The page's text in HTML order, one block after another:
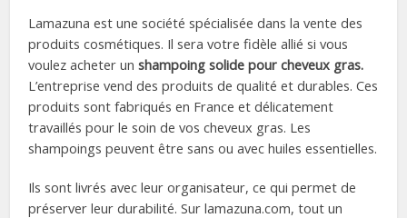
Lamazuna est une société spécialisée dans la vente des
produits cosmétiques. Il sera votre fidèle allié si vous
voulez acheter unshampoing solide pour cheveux gras.
L’entreprise vend des produits de qualité et durables. Ces
produits sont fabriqués en France et délicatement
travaillés pour le soin de vos cheveux gras. Les
shampoings peuvent être sans ou avec huiles essentielles.
Ils sont livrés avec leur organisateur, ce qui permet de
préserver leur durabilité. Sur lamazuna.com, tout un